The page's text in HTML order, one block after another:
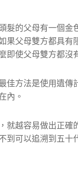
髮的父母有一個金
果父母雙方都具有
即使父母雙方都沒
佳方法是使用遺
內。
就越容易做出正
到可以追溯到五十